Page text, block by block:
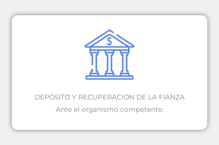
DEPÓSITO Y RECUPERACIÓN DE LA FIANZA
Ante el organismo competente.